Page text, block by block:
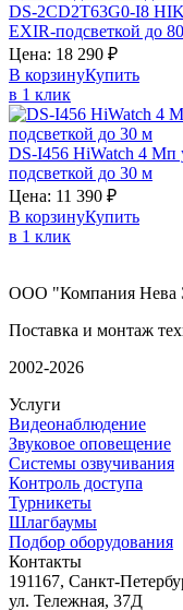
DS-2CD2T63G0-I8
EXIR-подсветкой до
Цена: 18 290 ₽
В корзинуКупить
в 1 клик
DS-I456 HiWatch 4 Мп
подсветкой до 30 м
Цена: 11 390 ₽
В корзинуКупить
в 1 клик
ООО "Компания Нева
Поставка и монтаж
2002-2026
Услуги
Видеонаблюдение
Звуковое оповещение
Системы озвучивания
Контроль доступа
Турникеты
Шлагбаумы
Подбор оборудования
Контакты
191167, Санкт-
ул. Тележная, 37Д